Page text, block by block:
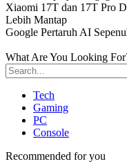
Xiaomi 17T dan 17T Pro
Lebih Mantap
Google Pertaruh AI
What Are You Looking
Tech
Gaming
PC
Console
Recommended for you